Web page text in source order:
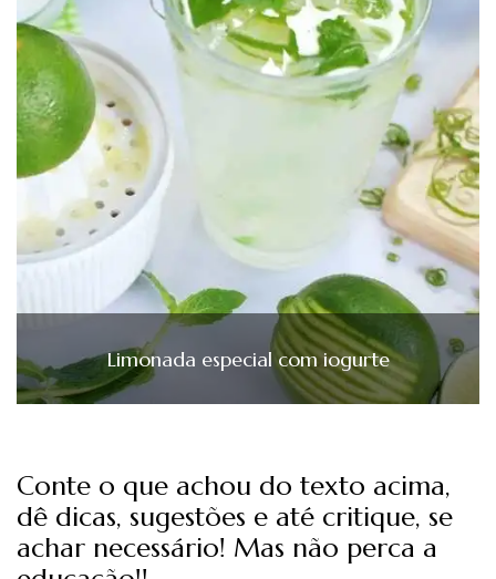
Limonada especial com iogurte
Conte o que achou do texto acima,
dê dicas, sugestões e até critique, se
achar necessário! Mas não perca a